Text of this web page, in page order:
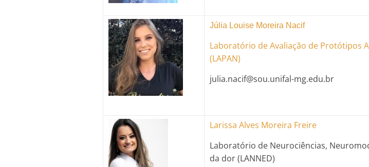
Júlia Louise Moreira Nacif
Laboratório de Avaliação de Protótipos
(LAPAN)
julia.nacif@sou.unifal-mg.edu.br
Larissa Alves Moreira Freire
Laboratório de Neurociências,
da dor (LANNED)